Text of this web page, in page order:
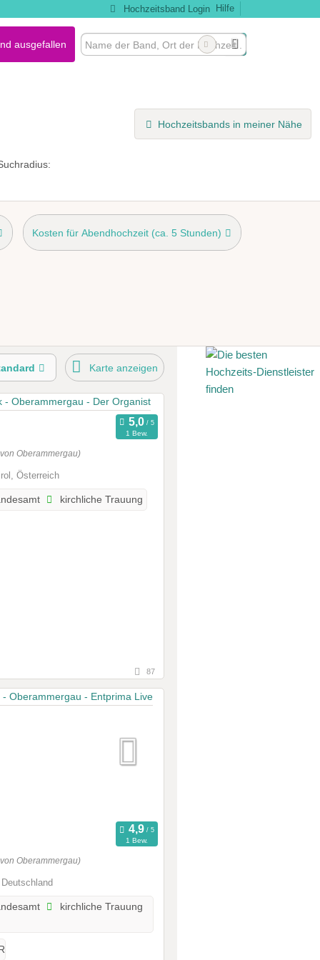
Hochzeitsband Login Hilfe
ausgefallen
Hochzeitsbands in meiner Nähe
Kosten für Abendhochzeit (ca. 5 Stunden)
Karte anzeigen
1 Bew.
Oberammergau)
Österreich
kirchliche Trauung
87
1 Bew.
Oberammergau)
kirchliche Trauung